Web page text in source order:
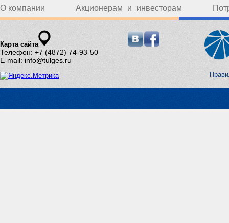
О компании Акционерам и инвесторам
Карта сайта
Телефон: +7 (4872) 74-93-50
E-mail: info@tulges.ru